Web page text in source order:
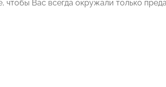
чтобы Вас всегда окружали только